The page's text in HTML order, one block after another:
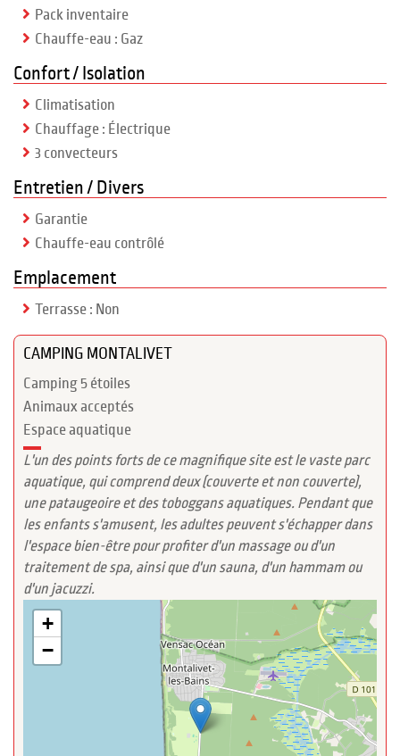
Pack inventaire
Chauffe-eau : Gaz
Confort / Isolation
Climatisation
Chauffage : Électrique
3 convecteurs
Entretien / Divers
Garantie
Chauffe-eau contrôlé
Emplacement
Terrasse : Non
CAMPING MONTALIVET
Camping 5 étoiles
Animaux acceptés
Espace aquatique
L'un des points forts de ce magnifique site est le vaste parc
aquatique, qui comprend deux (couverte et non couverte),
une pataugeoire et des toboggans aquatiques. Pendant que
les enfants s'amusent, les adultes peuvent s'échapper dans
l'espace bien-être pour profiter d'un massage ou d'un
traitement de spa, ainsi que d'un sauna, d'un hammam ou
d'un jacuzzi.
+
−